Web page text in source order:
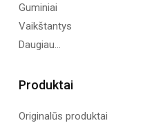
Guminiai
Vaikštantys
Daugiau...
Produktai
Originalūs produktai